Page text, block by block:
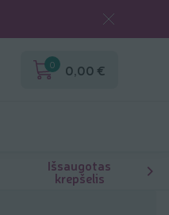
0 0,00 €
Išsaugotas
krepšelis